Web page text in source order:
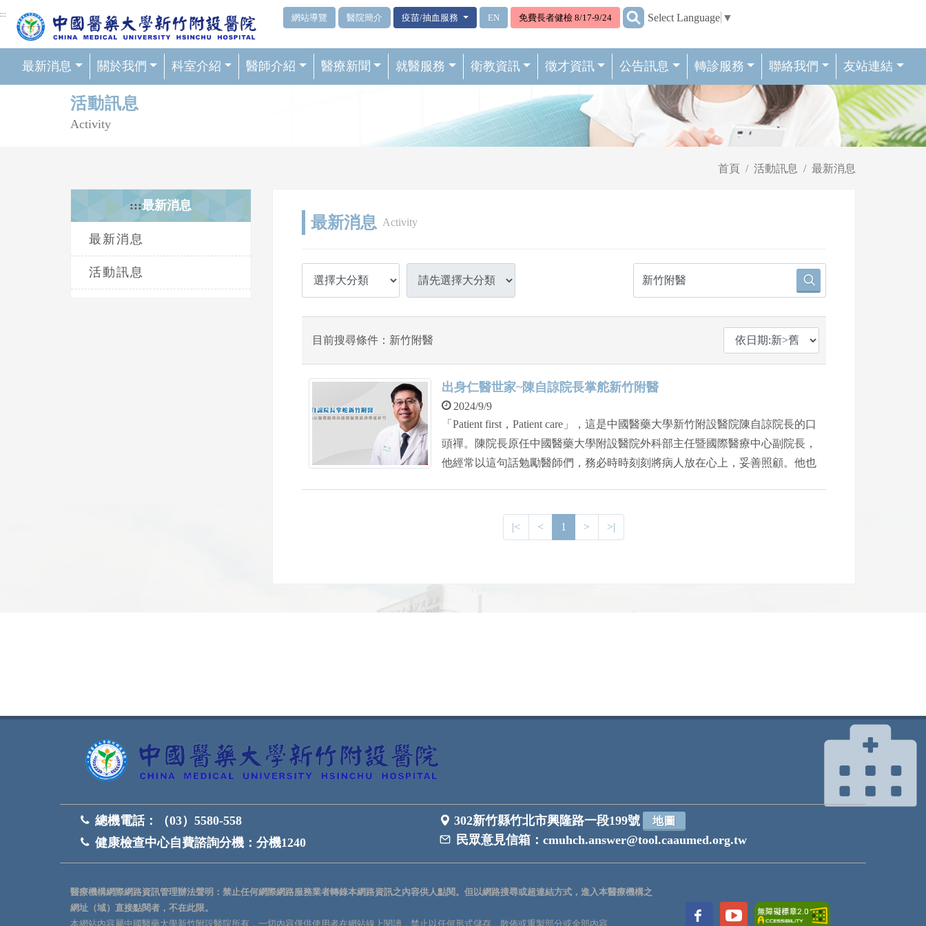
網頁頂端重要消息及連結
::: 網站導覽 醫院簡介 疫苗/抽血服務 EN 免費長者健檢 8/17-9/24 ::: Select Language ▼
最新消息 關於我們 科室介紹 醫師介紹 醫療新聞 就醫服務 衛教資訊 徵才資訊 公告訊息 轉診服務 聯絡我們 友站連結
活動訊息
Activity
首頁 活動訊息 最新消息
:::最新消息
最新消息
活動訊息
最新消息 Activity
目前搜尋條件：新竹附醫
出身仁醫世家~陳自諒院長掌舵新竹附醫
2024/9/9
「Patient first，Patient care」，這是中國醫藥大學新竹附設醫院陳自諒院長的口
頭禪。陳院長原任中國醫藥大學附設醫院外科部主任暨國際醫療中心副院長，
他經常以這句話勉勵醫師們，務必時時刻刻將病人放在心上，妥善照顧。他也
|< < 1 > >|
總機電話：
（03）5580-558
健康檢查中心自費諮詢分機： 分機1240
302新竹縣竹北市興隆路一段199號 地圖
民眾意見信箱：cmuhch.answer@tool.caaumed.org.tw
醫療機構網際網路資訊管理辦法聲明：禁止任何網際網路服務業者轉錄本網路資訊之內容供人點閱。但以網路搜尋或超連結方式，進入本醫療機構之
網址（域）直接點閱者，不在此限。
本網站內容屬中國醫藥大學新竹附設醫院所有，一切內容僅供使用者在網站線上閱讀，禁止以任何形式儲存、散佈或重製部分或全部內容